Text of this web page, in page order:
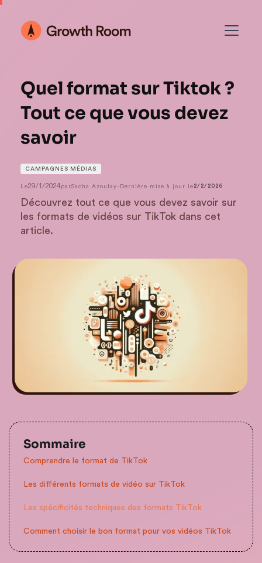
Quel format sur Tiktok ?
Tout ce que vous devez
savoir
CAMPAGNES MÉDIAS
Le29/1/2024parSacha Azoulay- Dernière mise à jour le 2/2/2026
Découvrez tout ce que vous devez savoir sur
les formats de vidéos sur TikTok dans cet
article.
Sommaire
Comprendre le format de TikTok
Les différents formats de vidéo sur TikTok
Les spécificités techniques des formats TikTok
Comment choisir le bon format pour vos vidéos TikTok